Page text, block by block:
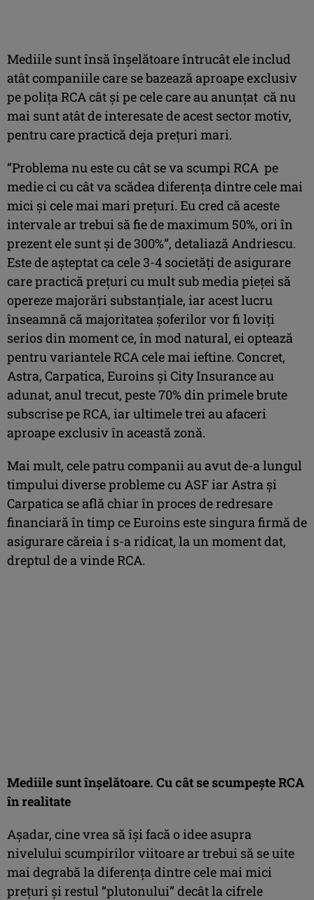
Mediile sunt însă înşelătoare întrucât ele includ
atât companiile care se bazează aproape exclusiv
pe poliţa RCA cât şi pe cele care au anunţat că nu
mai sunt atât de interesate de acest sector motiv,
pentru care practică deja preţuri mari.
“Problema nu este cu cât se va scumpi RCA pe
medie ci cu cât va scădea diferenţa dintre cele mai
mici şi cele mai mari preţuri. Eu cred că aceste
intervale ar trebui să fie de maximum 50%, ori în
prezent ele sunt şi de 300%”, detaliază Andriescu.
Este de aşteptat ca cele 3-4 societăţi de asigurare
care practică preţuri cu mult sub media pieţei să
opereze majorări substanţiale, iar acest lucru
înseamnă că majoritatea şoferilor vor fi loviţi
serios din moment ce, în mod natural, ei optează
pentru variantele RCA cele mai ieftine. Concret,
Astra, Carpatica, Euroins şi City Insurance au
adunat, anul trecut, peste 70% din primele brute
subscrise pe RCA, iar ultimele trei au afaceri
aproape exclusiv în această zonă.
Mai mult, cele patru companii au avut de-a lungul
timpului diverse probleme cu ASF iar Astra şi
Carpatica se află chiar în proces de redresare
financiară în timp ce Euroins este singura firmă de
asigurare căreia i s-a ridicat, la un moment dat,
dreptul de a vinde RCA.
Mediile sunt înşelătoare. Cu cât se scumpeşte RCA
în realitate
Aşadar, cine vrea să îşi facă o idee asupra
nivelului scumpirilor viitoare ar trebui să se uite
mai degrabă la diferenţa dintre cele mai mici
preţuri şi restul “plutonului” decât la cifrele